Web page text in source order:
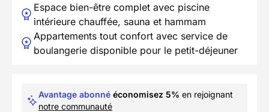
Espace bien-être complet avec piscine
intérieure chauffée, sauna et hammam
Appartements tout confort avec service de
boulangerie disponible pour le petit-déjeuner
Avantage abonné économisez 5% en rejoignant
notre communauté